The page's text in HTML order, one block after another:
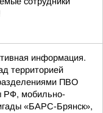
информация.
территорией
ПВО
РФ, мобильно-
«БАРС-Брянск»,